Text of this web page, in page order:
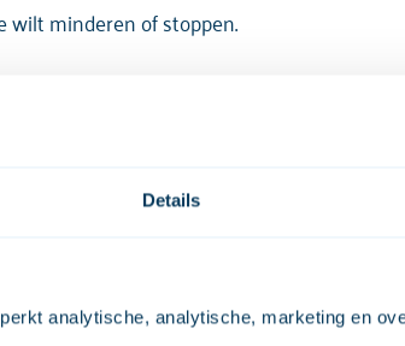
Details
analytische, analytische, marketing en
wilt minderen of stoppen.
In kolom 2 vul je in wat je werkelijk
dagen (ma /t/m do) en het weekend
genomen
Omstandigheden (wie,